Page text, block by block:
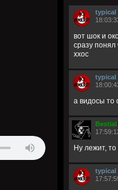
typical
вот шок и
сразу понял
ххос
typical
а видосы то
Bestial
Ну лежит,
typical